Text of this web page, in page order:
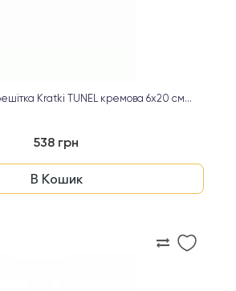
Kratki TUNEL кремова 6х20 см...
538 грн
В Кошик